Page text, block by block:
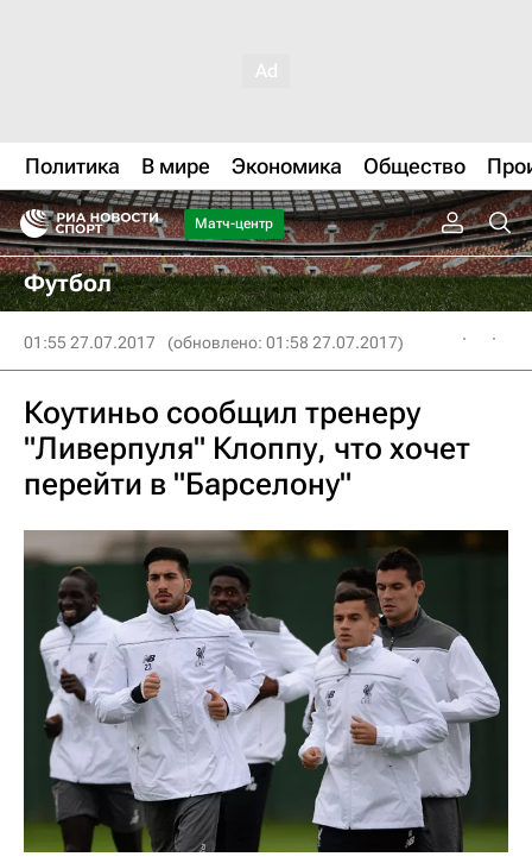
Политика В мире Экономика Общество
Матч-центр
Футбол
01:55 27.07.2017 (обновлено: 01:58 27.07.2017)
Коутиньо сообщил тренеру
"Ливерпуля" Клоппу, что хочет
перейти в "Барселону"